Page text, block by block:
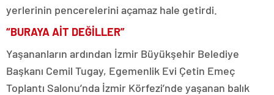
yerlerinin pencerelerini açamaz hale getirdi.
“BURAYA AİT DEĞİLLER”
Yaşananların ardından İzmir Büyükşehir Belediye
Başkanı Cemil Tugay, Egemenlik Evi Çetin Emeç
Toplantı Salonu’nda İzmir Körfezi’nde yaşanan balık